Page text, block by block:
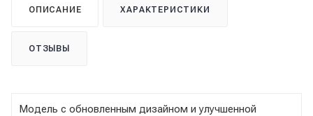
ОПИСАНИЕ ХАРАКТЕРИСТИКИ
ОТЗЫВЫ
Модель с обновленным дизайном и улучшенной